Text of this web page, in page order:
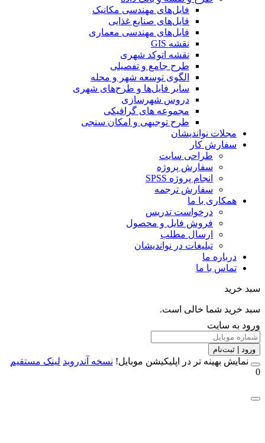
فایل‌های مهندسی مکانیک
فایل‌های صنایع غذایی
فایل‌های مهندسی معماری
نقشه GIS
نقشه اتوکد شهری
طرح جامع و تفصیلی
الگوی توسعه شهر و محله
سایر فایل‌ها و طرح‌های شهری
دروس شهرسازی
مجموعه های گرافیکی
طرح توجیهی و امکان سنجی
مجلات نواندیشان
سفارش کار
طراحی سایت
سفارش پروژه
انجام پروژه SPSS
سفارش ترجمه
همکاری با ما
درخواست تدریس
فروش فایل و محصول
ارسال مطلب
تبلیغات در نواندیشان
درباره ما
تماس با ما
خرید شما خالی است.
به سایت
| ثبت‌نام
بهینه تر در اپلیکیشن موبایل!نسخه آندروید لینک مستقیم